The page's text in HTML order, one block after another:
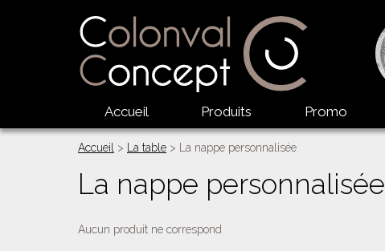
Accueil Produits Promo
Accueil > La table > La nappe personnalisée
La nappe personnalisée
Aucun produit ne correspond